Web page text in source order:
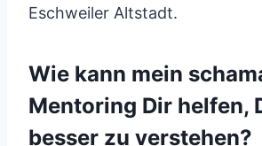
Eschweiler Altstadt.
Wie kann mein
Mentoring Dir helfen,
besser zu verstehen?